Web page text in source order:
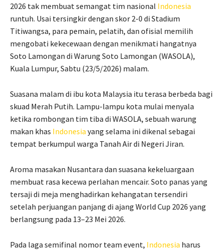
2026 tak membuat semangat tim nasional Indonesia
runtuh. Usai tersingkir dengan skor 2-0 di Stadium
Titiwangsa, para pemain, pelatih, dan ofisial memilih
mengobati kekecewaan dengan menikmati hangatnya
Soto Lamongan di Warung Soto Lamongan (WASOLA),
Kuala Lumpur, Sabtu (23/5/2026) malam.
Suasana malam di ibu kota Malaysia itu terasa berbeda bagi
skuad Merah Putih. Lampu-lampu kota mulai menyala
ketika rombongan tim tiba di WASOLA, sebuah warung
makan khas Indonesia yang selama ini dikenal sebagai
tempat berkumpul warga Tanah Air di Negeri Jiran.
Aroma masakan Nusantara dan suasana kekeluargaan
membuat rasa kecewa perlahan mencair. Soto panas yang
tersaji di meja menghadirkan kehangatan tersendiri
setelah perjuangan panjang di ajang World Cup 2026 yang
berlangsung pada 13–23 Mei 2026.
Pada laga semifinal nomor team event, Indonesia harus